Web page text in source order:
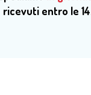
ricevuti entro le